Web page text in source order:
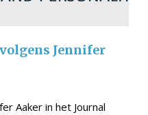
Jennifer
Aaker in het Journal